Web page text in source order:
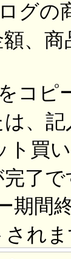
グの
、
コピ
、
買
了で
期間
され